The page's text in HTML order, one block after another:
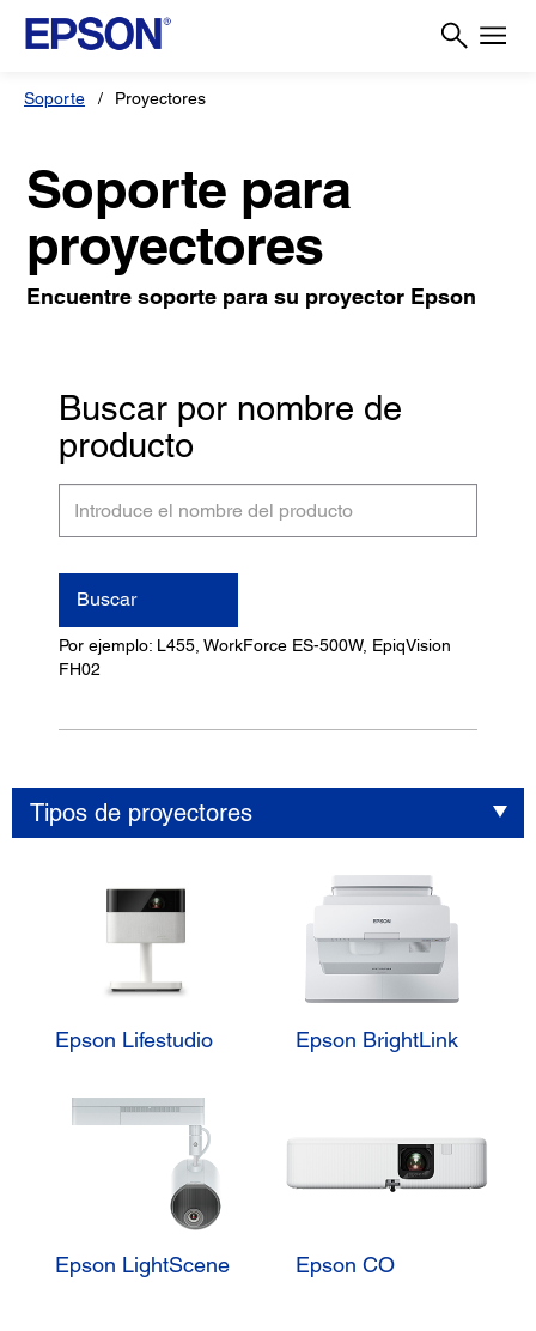
Soporte Proyectores
Soporte para
proyectores
Encuentre soporte para su proyector Epson
Buscar por nombre de
producto
del
producto
Buscar
Por ejemplo: L455, WorkForce ES-500W, EpiqVision
FH02
Tipos de proyectores
Epson Lifestudio Epson BrightLink
Epson LightScene Epson CO